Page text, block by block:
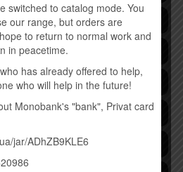
switched to catalog mode. You
our range, but orders are
to return to normal work and
in peacetime.
has already offered to help,
who will help in the future!
Monobank's "bank", Privat card
jar/ADhZB9KLE6